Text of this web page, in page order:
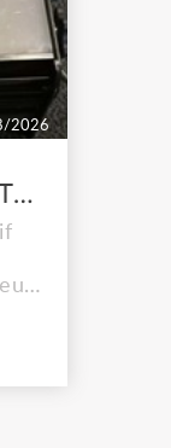
2026
12x Lustr Selador ETC Led 7x colors filtres